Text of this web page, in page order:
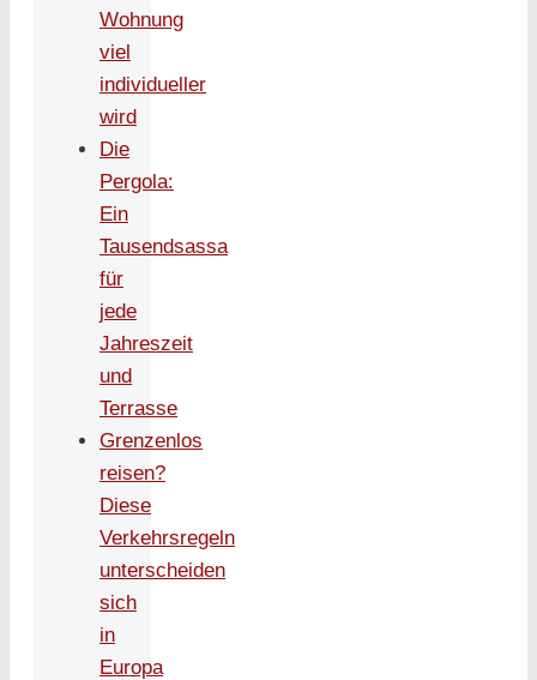
Wohnung
viel
individueller
wird
Die
Pergola:
Ein
Tausendsassa
für
jede
Jahreszeit
und
Terrasse
Grenzenlos
reisen?
Diese
Verkehrsregeln
unterscheiden
sich
in
Europa